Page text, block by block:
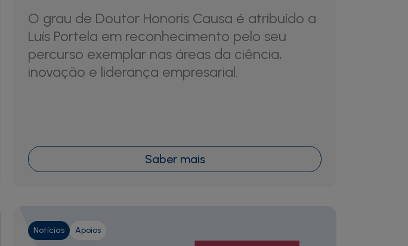
O grau de Doutor Honoris Causa é atribuído a
Luís Portela em reconhecimento pelo seu
percurso exemplar nas áreas da ciência,
inovação e liderança empresarial.
Saber mais
Notícias Apoios